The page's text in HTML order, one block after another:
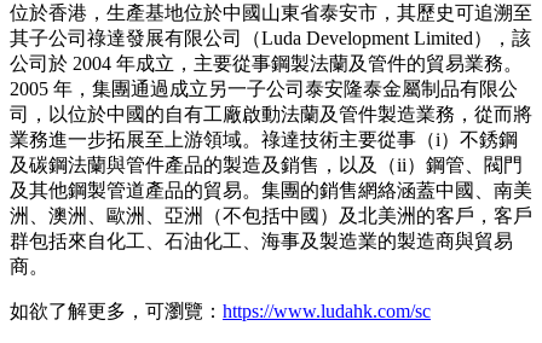
位於香港，生產基地位於中國山東省泰安市，其歷史可追溯至
其子公司祿達發展有限公司（Luda Development Limited），該
公司於 2004 年成立，主要從事鋼製法蘭及管件的貿易業務。
2005 年，集團通過成立另一子公司泰安隆泰金屬制品有限公
司，以位於中國的自有工廠啟動法蘭及管件製造業務，從而將
業務進一步拓展至上游領域。祿達技術主要從事（i）不銹鋼
及碳鋼法蘭與管件產品的製造及銷售，以及（ii）鋼管、閥門
及其他鋼製管道產品的貿易。集團的銷售網絡涵蓋中國、南美
洲、澳洲、歐洲、亞洲（不包括中國）及北美洲的客戶，客戶
群包括來自化工、石油化工、海事及製造業的製造商與貿易
商。
如欲了解更多，可瀏覽： https://www.ludahk.com/sc